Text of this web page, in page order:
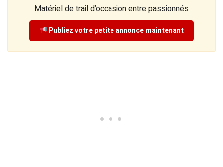
Matériel de trail d’occasion entre passionnés
Publiez votre petite annonce maintenant